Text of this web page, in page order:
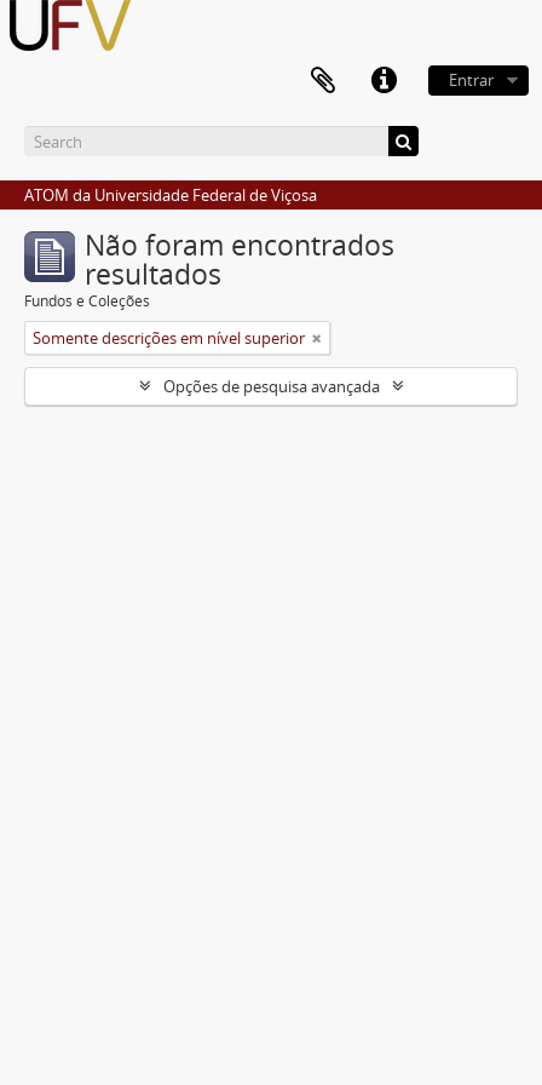
Entrar
ATOM da Universidade Federal de Viçosa
Não foram encontrados
resultados
Fundos e Coleções
Somente descrições em nível superior
Opções de pesquisa avançada